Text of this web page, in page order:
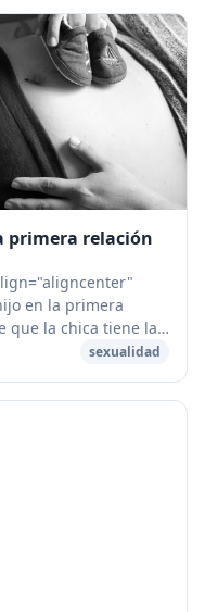
primera relación
en la primera
que la chica tiene la
puede...
sexualidad